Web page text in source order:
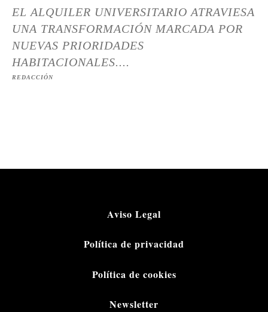
EL ALQUILER UNIVERSITARIO ATRAVIESA
UNA TRANSFORMACIÓN MARCADA POR
NUEVAS PRIORIDADES
HABITACIONALES....
REDACCIÓN
Aviso Legal
Política de privacidad
Política de cookies
Newsletter